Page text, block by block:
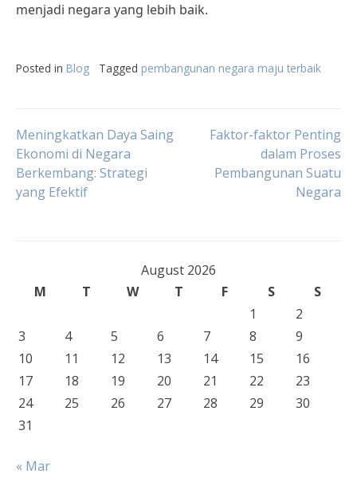
menjadi negara yang lebih baik.
Posted in Blog Tagged pembangunan negara maju terbaik
Post
navigation
Meningkatkan Daya Saing
Ekonomi di Negara
Berkembang: Strategi
yang Efektif
Faktor-faktor Penting
dalam Proses
Pembangunan Suatu
Negara
August 2026
M
T W T F S
S
1
2
3
4 5 6 7 8
9
10
11 12 13 14 15
16
17
18 19 20 21 22
23
24
25 26 27 28 29
30
31
« Mar